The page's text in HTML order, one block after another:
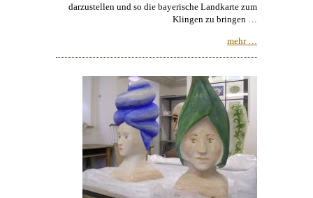
darzustellen und so die bayerische Landkarte zum
Klingen zu bringen …
mehr …